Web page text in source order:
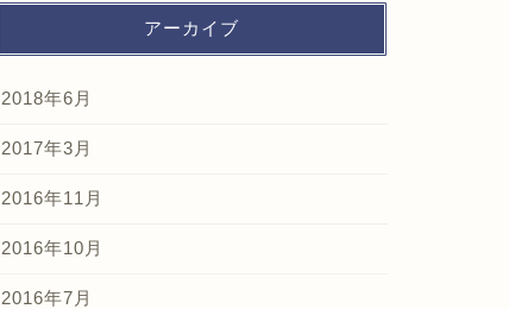
アーカイブ
2018年6月
2017年3月
2016年11月
2016年10月
2016年7月